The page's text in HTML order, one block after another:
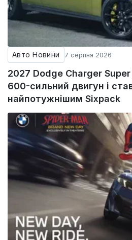
Авто Новини 7 серпня 2026
2027 Dodge Charger
600-сильний двигун і
найпотужнішим Sixpack